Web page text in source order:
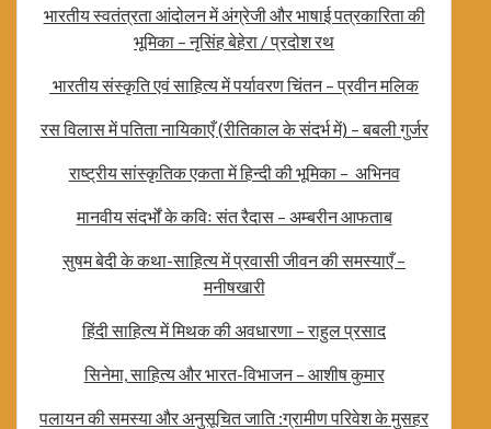
भारतीय स्वतंत्रता आंदोलन में अंग्रेजी और भाषाई पत्रकारिता की
भूमिका – नृसिंह बेहेरा / प्रदोश रथ
भारतीय संस्कृति एवं साहित्य में पर्यावरण चिंतन – प्रवीन मलिक
रस विलास में पतिता नायिकाएँ (रीतिकाल के संदर्भ में) – बबली गुर्जर
राष्ट्रीय सांस्कृतिक एकता में हिन्दी की भूमिका – अभिनव
मानवीय संदर्भों के कविः संत रैदास – अम्बरीन आफताब
सुषम बेदी के कथा-साहित्य में प्रवासी जीवन की समस्याएँ –
मनीषखारी
हिंदी साहित्य में मिथक की अवधारणा – राहुल प्रसाद
सिनेमा, साहित्य और भारत-विभाजन – आशीष कुमार
पलायन की समस्या और अनुसूचित जाति :ग्रामीण परिवेश के मुसहर